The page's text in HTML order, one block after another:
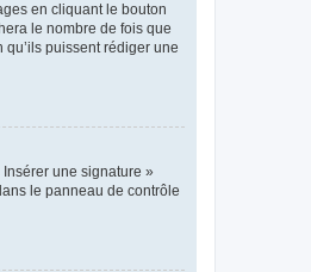
en cliquant le bouton
le nombre de fois que
qu’ils puissent rédiger une
une signature »
le panneau de contrôle